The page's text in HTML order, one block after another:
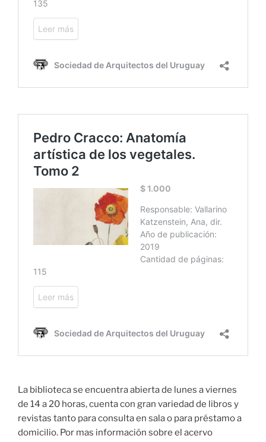
La biblioteca se encuentra abierta de lunes a viernes
de 14 a 20 horas, cuenta con gran variedad de libros y
revistas tanto para consulta en sala o para préstamo a
domicilio. Por mas información sobre el acervo